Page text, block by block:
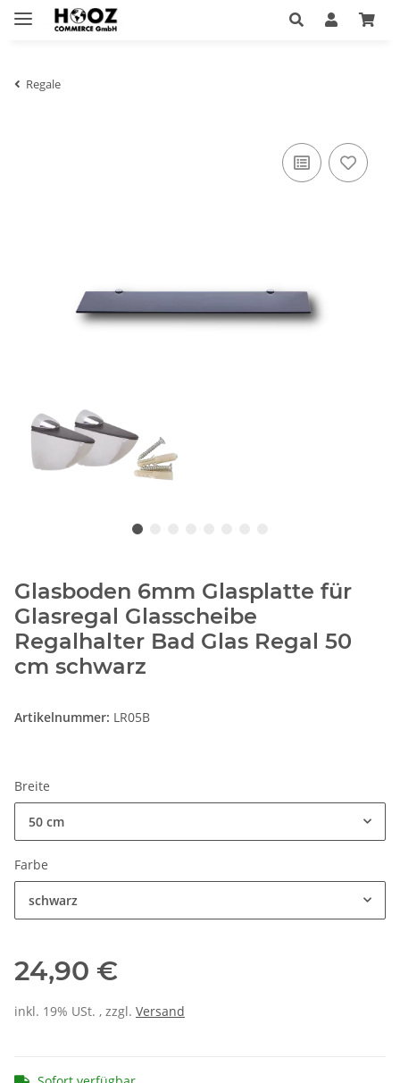
Regale
Glasboden 6mm Glasplatte für
Glasregal Glasscheibe
Regalhalter Bad Glas Regal 50
cm schwarz
Artikelnummer: LR05B
Breite
50 cm
Farbe
schwarz
24,90 €
inkl. 19% USt. , zzgl. Versand